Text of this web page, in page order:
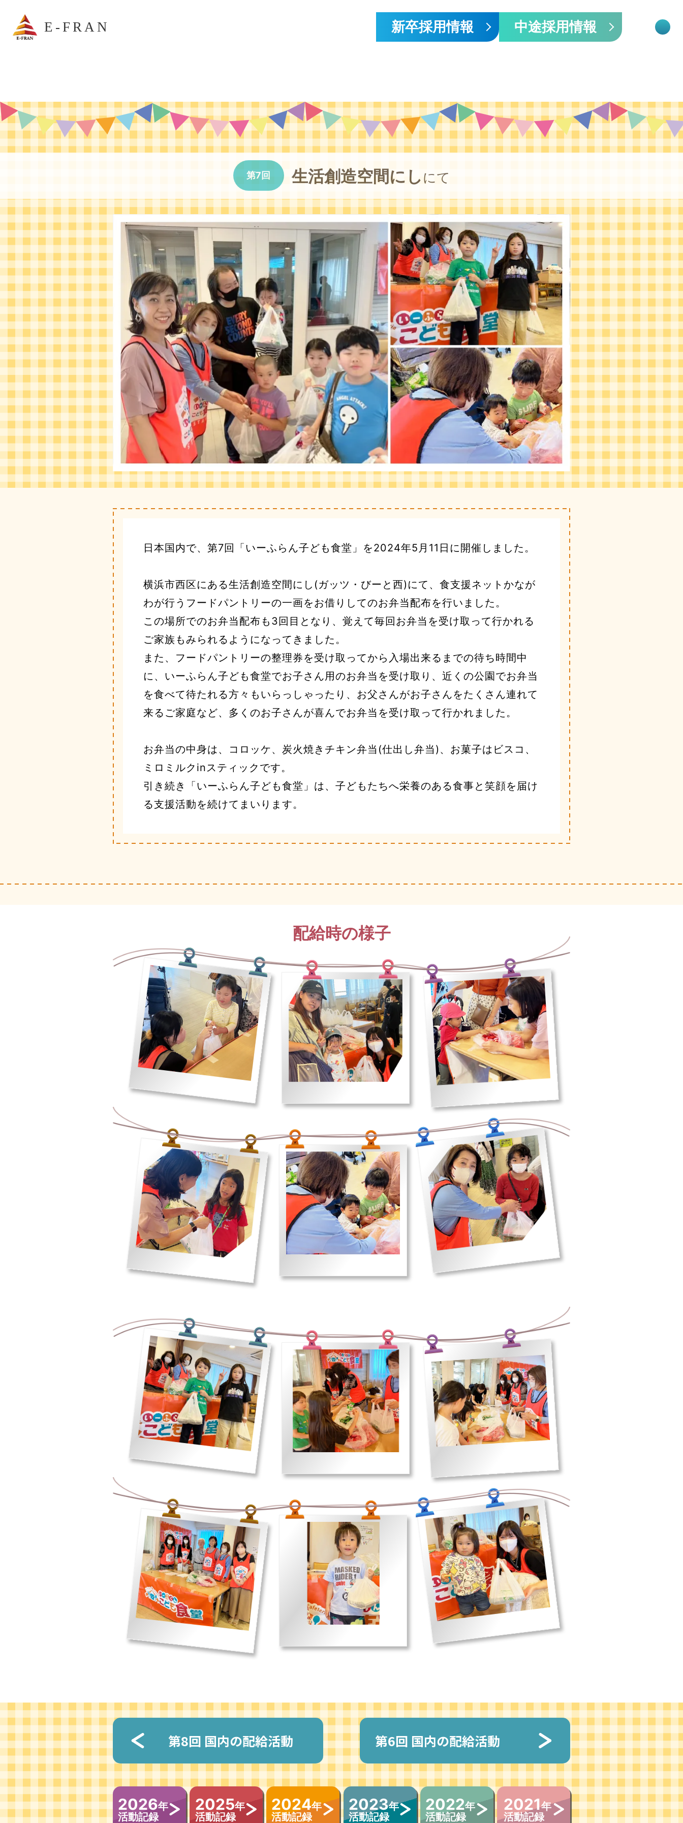
E-FRAN 新卒採用情報 中途採用情報
第7回 生活創造空間にしにて
日本国内で、第7回「いーふらん子ども食堂」を2024年5月11日に開催しました。
横浜市西区にある生活創造空間にし(ガッツ・びーと西)にて、食支援ネットかなが
わが行うフードパントリーの一画をお借りしてのお弁当配布を行いました。
この場所でのお弁当配布も3回目となり、覚えて毎回お弁当を受け取って行かれる
ご家族もみられるようになってきました。
また、フードパントリーの整理券を受け取ってから入場出来るまでの待ち時間中
に、いーふらん子ども食堂でお子さん用のお弁当を受け取り、近くの公園でお弁当
を食べて待たれる方々もいらっしゃったり、お父さんがお子さんをたくさん連れて
来るご家庭など、多くのお子さんが喜んでお弁当を受け取って行かれました。
お弁当の中身は、コロッケ、炭火焼きチキン弁当(仕出し弁当)、お菓子はビスコ、
ミロミルクinスティックです。
引き続き「いーふらん子ども食堂」は、子どもたちへ栄養のある食事と笑顔を届け
る支援活動を続けてまいります。
配給時の様子
第8回 国内の配給活動 第6回 国内の配給活動
2026年
活動記録
2025年
活動記録
2024年
活動記録
2023年
活動記録
2022年
活動記録
2021年
活動記録